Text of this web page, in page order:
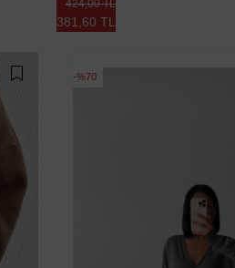
381,60 TL
424,00 TL
%70